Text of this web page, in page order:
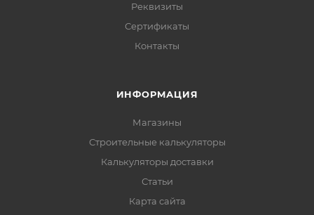
Реквизиты
Сертификаты
Контакты
ИНФОРМАЦИЯ
Магазины
Строительные калькуляторы
Калькуляторы доставки
Статьи
Карта сайта